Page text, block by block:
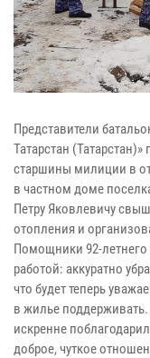
Представители
Татарстан
старшины милиции в
в частном доме
Петру Яковлевичу
отопления и
Помощники 92-летнего
работой: аккуратно
что будет теперь
в жилье
искренне
доброе, чуткое